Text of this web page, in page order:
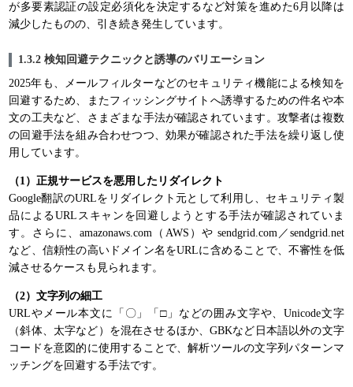
が多要素認証の設定必須化を決定するなど対策を進めた6月以降は
減少したものの、引き続き発生しています。
1.3.2 検知回避テクニックと誘導のバリエーション
2025年も、メールフィルターなどのセキュリティ機能による検知を
回避するため、またフィッシングサイトへ誘導するための件名や本
文の工夫など、さまざまな手法が確認されています。攻撃者は複数
の回避手法を組み合わせつつ、効果が確認された手法を繰り返し使
用しています。
（1）正規サービスを悪用したリダイレクト
Google翻訳のURLをリダイレクト元として利用し、セキュリティ製
品によるURLスキャンを回避しようとする手法が確認されていま
す。さらに、amazonaws.com（AWS）や sendgrid.com／sendgrid.net
など、信頼性の高いドメイン名をURLに含めることで、不審性を低
減させるケースも見られます。
（2）文字列の細工
URLやメール本文に「〇」「□」などの囲み文字や、Unicode文字
（斜体、太字など）を混在させるほか、GBKなど日本語以外の文字
コードを意図的に使用することで、解析ツールの文字列パターンマ
ッチングを回避する手法です。